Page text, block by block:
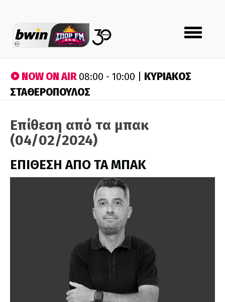
Toggle
navigation
NOW ON AIR08:00 - 10:00 | ΚΥΡΙΑΚΟΣ
ΣΤΑΘΕΡΟΠΟΥΛΟΣ
Επίθεση από τα μπακ
(04/02/2024)
ΕΠΙΘΕΣΗ ΑΠΟ ΤΑ ΜΠΑΚ